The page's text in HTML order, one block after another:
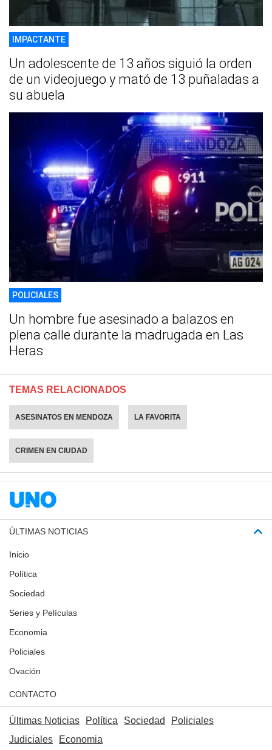
IMPACTANTE
Un adolescente de 13 años siguió la orden
de un videojuego y mató de 13 puñaladas a
su abuela
POLICIALES
Un hombre fue asesinado a balazos en
plena calle durante la madrugada en Las
Heras
TEMAS RELACIONADOS
ASESINATOS EN MENDOZA LA FAVORITA
CRIMEN EN CIUDAD
ÚLTIMAS NOTICIAS
Inicio
Política
Sociedad
Series y Películas
Economia
Policiales
Ovación
CONTACTO
Últimas Noticias Política Sociedad
Policiales
Judiciales
Economia